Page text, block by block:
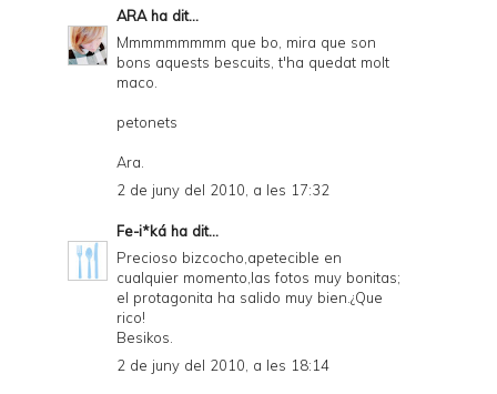
ARAha dit...
Mmmmmmmmm que bo, mira que son
bons aquests bescuits, t'ha quedat molt
maco.
petonets
Ara.
2 de juny del 2010, a les 17:32
Fe-i*ká ha dit...
Precioso bizcocho,apetecible en
cualquier momento,las fotos muy bonitas;
el protagonita ha salido muy bien.¿Que
rico!
Besikos.
2 de juny del 2010, a les 18:14